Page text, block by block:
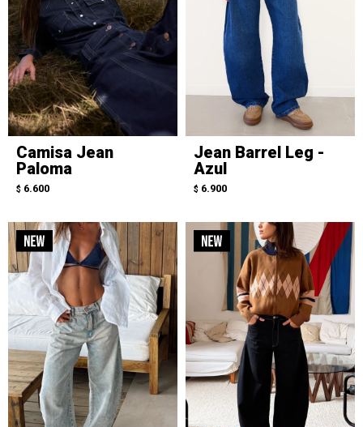
Camisa Jean
Paloma
$ 6.600
Jean Barrel Leg -
Azul
$ 6.900